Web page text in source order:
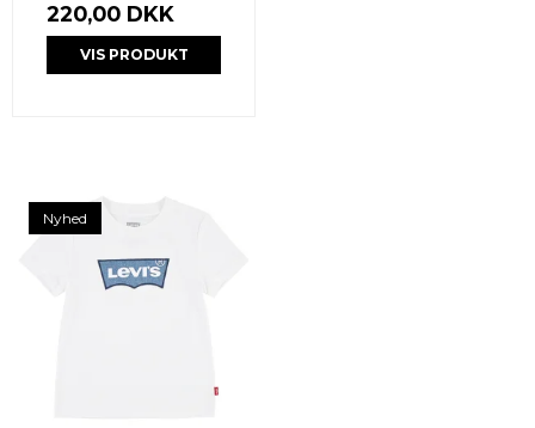
220,00 DKK
VIS PRODUKT
Nyhed